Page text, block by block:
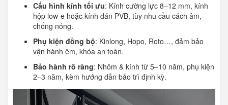
Cấu hình kính tối ưu: Kính cường lực 8–12 mm, kính
hộp low-e hoặc kính dán PVB, tùy nhu cầu cách âm,
chống nóng.
Phụ kiện đồng bộ: Kinlong, Hopo, Roto…, đảm bảo
vận hành êm, khóa an toàn.
Bảo hành rõ ràng: Nhôm & kính từ 5–10 năm, phụ kiện
2–3 năm, kèm hướng dẫn bảo trì định kỳ.